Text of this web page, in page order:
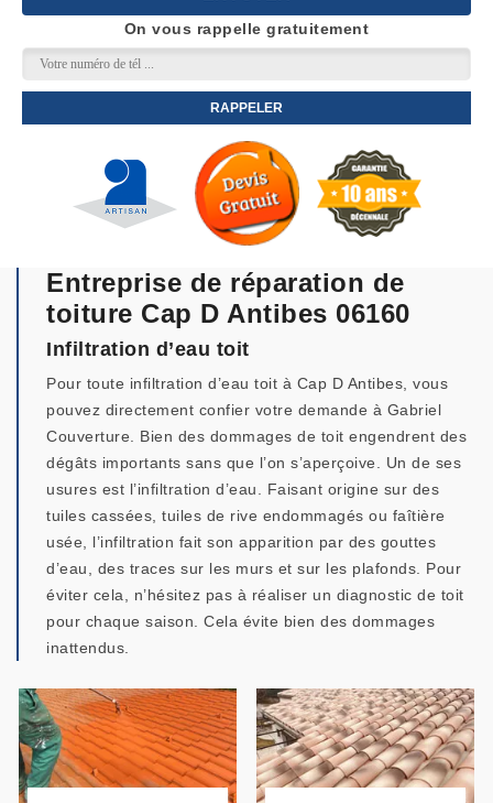
On vous rappelle gratuitement
Entreprise de réparation de
toiture Cap D Antibes 06160
Infiltration d’eau toit
Pour toute infiltration d’eau toit à Cap D Antibes, vous
pouvez directement confier votre demande à Gabriel
Couverture. Bien des dommages de toit engendrent des
dégâts importants sans que l’on s’aperçoive. Un de ses
usures est l’infiltration d’eau. Faisant origine sur des
tuiles cassées, tuiles de rive endommagés ou faîtière
usée, l’infiltration fait son apparition par des gouttes
d’eau, des traces sur les murs et sur les plafonds. Pour
éviter cela, n’hésitez pas à réaliser un diagnostic de toit
pour chaque saison. Cela évite bien des dommages
inattendus.